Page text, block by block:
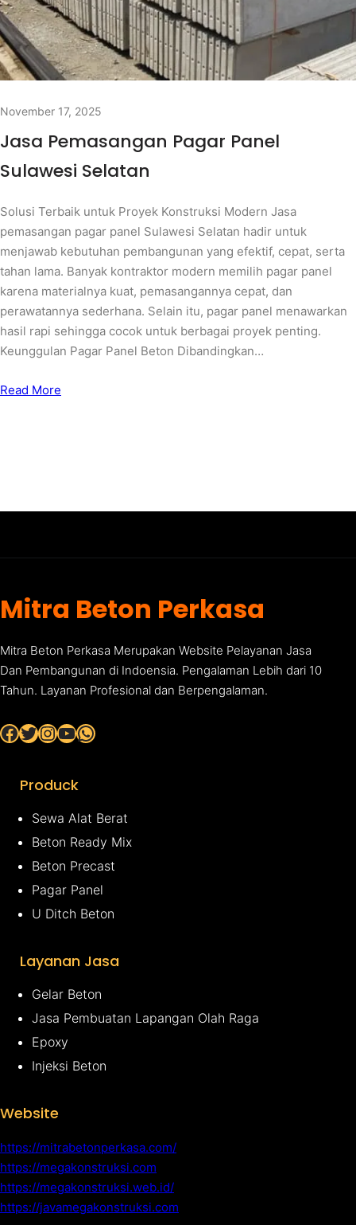
November 17, 2025
Jasa Pemasangan Pagar Panel
Sulawesi Selatan
Solusi Terbaik untuk Proyek Konstruksi Modern Jasa
pemasangan pagar panel Sulawesi Selatan hadir untuk
menjawab kebutuhan pembangunan yang efektif, cepat, serta
tahan lama. Banyak kontraktor modern memilih pagar panel
karena materialnya kuat, pemasangannya cepat, dan
perawatannya sederhana. Selain itu, pagar panel menawarkan
hasil rapi sehingga cocok untuk berbagai proyek penting.
Keunggulan Pagar Panel Beton Dibandingkan…
Read More
Mitra Beton Perkasa
Mitra Beton Perkasa Merupakan Website Pelayanan Jasa
Dan Pembangunan di Indoensia. Pengalaman Lebih dari 10
Tahun. Layanan Profesional dan Berpengalaman.
Facebook Twitter InstagramYouTube WhatsApp
Produck
Sewa Alat Berat
Beton Ready Mix
Beton Precast
Pagar Panel
U Ditch Beton
Layanan Jasa
Gelar Beton
Jasa Pembuatan Lapangan Olah Raga
Epoxy
Injeksi Beton
Website
https://mitrabetonperkasa.com/
https://megakonstruksi.com
https://megakonstruksi.web.id/
https://javamegakonstruksi.com